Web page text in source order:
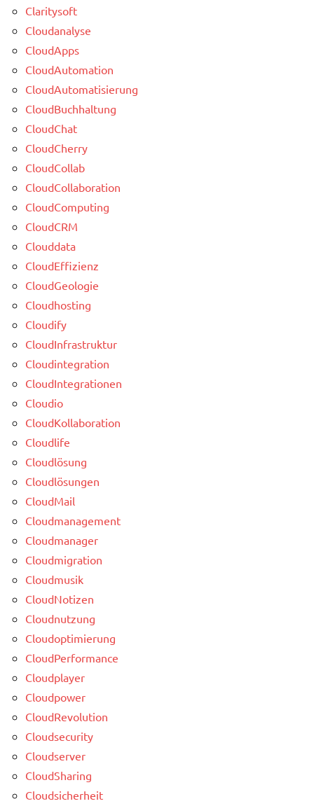
Claritysoft
Cloudanalyse
CloudApps
CloudAutomation
CloudAutomatisierung
CloudBuchhaltung
CloudChat
CloudCherry
CloudCollab
CloudCollaboration
CloudComputing
CloudCRM
Clouddata
CloudEffizienz
CloudGeologie
Cloudhosting
Cloudify
CloudInfrastruktur
Cloudintegration
CloudIntegrationen
Cloudio
CloudKollaboration
Cloudlife
Cloudlösung
Cloudlösungen
CloudMail
Cloudmanagement
Cloudmanager
Cloudmigration
Cloudmusik
CloudNotizen
Cloudnutzung
Cloudoptimierung
CloudPerformance
Cloudplayer
Cloudpower
CloudRevolution
Cloudsecurity
Cloudserver
CloudSharing
Cloudsicherheit